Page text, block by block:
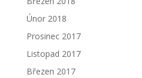
Únor 2018
Prosinec 2017
Listopad 2017
Březen 2017